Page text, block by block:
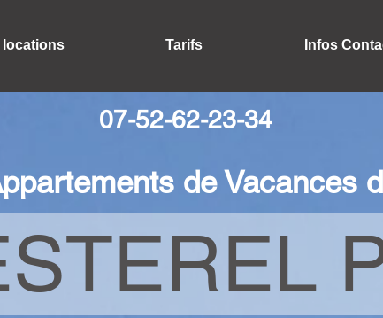
locations Tarifs Infos
07-52-62-23-34
de Vacances